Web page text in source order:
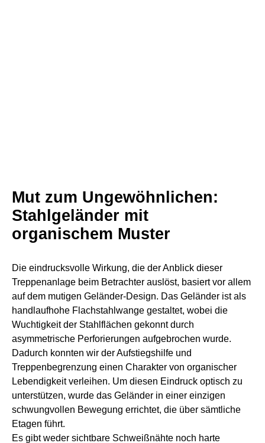
Mut zum Ungewöhnlichen:
Stahlgeländer mit
organischem Muster
Die eindrucksvolle Wirkung, die der Anblick dieser
Treppenanlage beim Betrachter auslöst, basiert vor allem
auf dem mutigen Geländer-Design. Das Geländer ist als
handlaufhohe Flachstahlwange gestaltet, wobei die
Wuchtigkeit der Stahlflächen gekonnt durch
asymmetrische Perforierungen aufgebrochen wurde.
Dadurch konnten wir der Aufstiegshilfe und
Treppenbegrenzung einen Charakter von organischer
Lebendigkeit verleihen. Um diesen Eindruck optisch zu
unterstützen, wurde das Geländer in einer einzigen
schwungvollen Bewegung errichtet, die über sämtliche
Etagen führt.
Es gibt weder sichtbare Schweißnähte noch harte